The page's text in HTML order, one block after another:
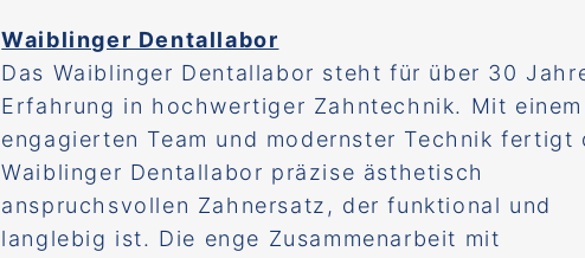
Waiblinger Dentallabor
Das Waiblinger Dentallabor steht für über 30
Erfahrung in hochwertiger Zahntechnik. Mit einem
engagierten Team und modernster Technik fertigt
Waiblinger Dentallabor präzise ästhetisch
anspruchsvollen Zahnersatz, der funktional und
langlebig ist. Die enge Zusammenarbeit mit